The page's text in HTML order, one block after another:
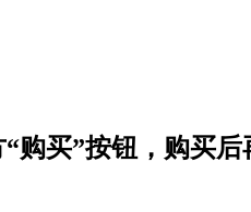
购买”按钮，购买